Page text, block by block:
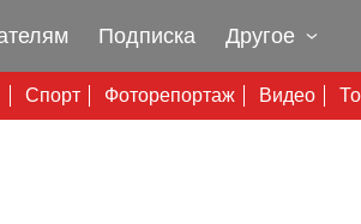
Спорт Фоторепортаж Видео
Подписка Другое